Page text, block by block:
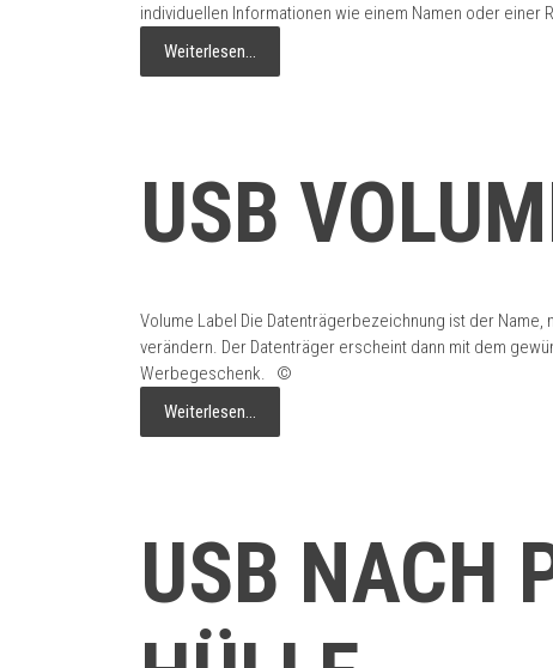
individuellen Informationen wie einem Namen oder einer
Weiterlesen…
USB
Volume Label Die Datenträgerbezeichnung ist der
verändern. Der Datenträger erscheint dann mit dem
Werbegeschenk. ©
Weiterlesen…
USB NACH